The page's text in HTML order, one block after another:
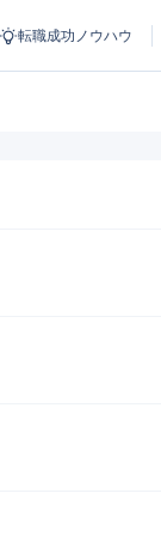
転職成功ノウハウ